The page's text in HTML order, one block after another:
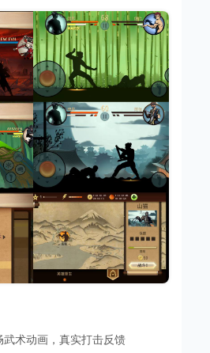
术动画，真实打击反馈